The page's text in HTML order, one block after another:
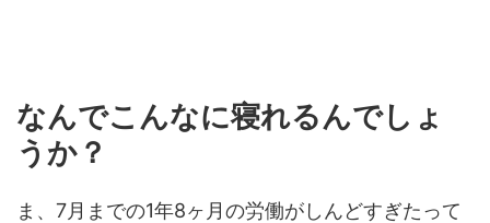
なんでこんなに寝れるんでしょ
うか？
ま、7月までの1年8ヶ月の労働がしんどすぎたって